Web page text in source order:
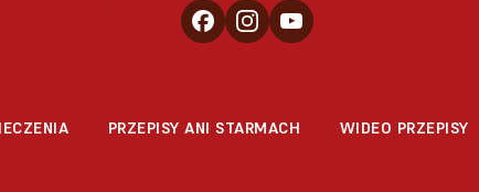
PRZEPISY ANI STARMACH WIDEO PRZEPISY